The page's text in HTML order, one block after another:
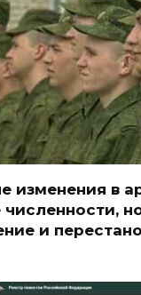
изменения в
численности,
и